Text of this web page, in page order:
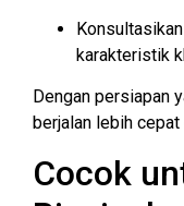
karakteristik
Dengan persiapan
berjalan lebih
Cocok